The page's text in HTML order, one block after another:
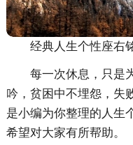
经典人生个性座右
每一次休息，只是
吟，贫困中不埋怨，失
是小编为你整理的人生
希望对大家有所帮助。